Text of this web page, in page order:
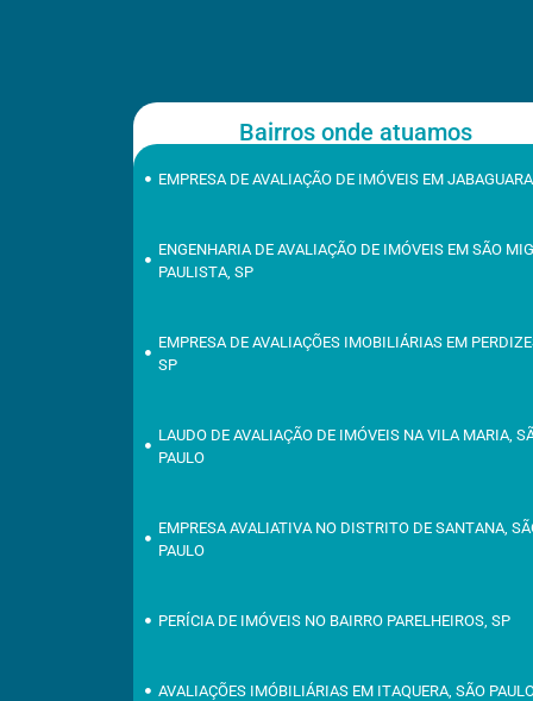
Bairros onde atuamos
EMPRESA DE AVALIAÇÃO DE IMÓVEIS EM
ENGENHARIA DE AVALIAÇÃO DE IMÓVEIS EM SÃO
PAULISTA, SP
EMPRESA DE AVALIAÇÕES IMOBILIÁRIAS EM
SP
LAUDO DE AVALIAÇÃO DE IMÓVEIS NA VILA MARIA,
PAULO
EMPRESA AVALIATIVA NO DISTRITO DE SANTANA,
PAULO
PERÍCIA DE IMÓVEIS NO BAIRRO PARELHEIROS, SP
AVALIAÇÕES IMÓBILIÁRIAS EM ITAQUERA, SÃO